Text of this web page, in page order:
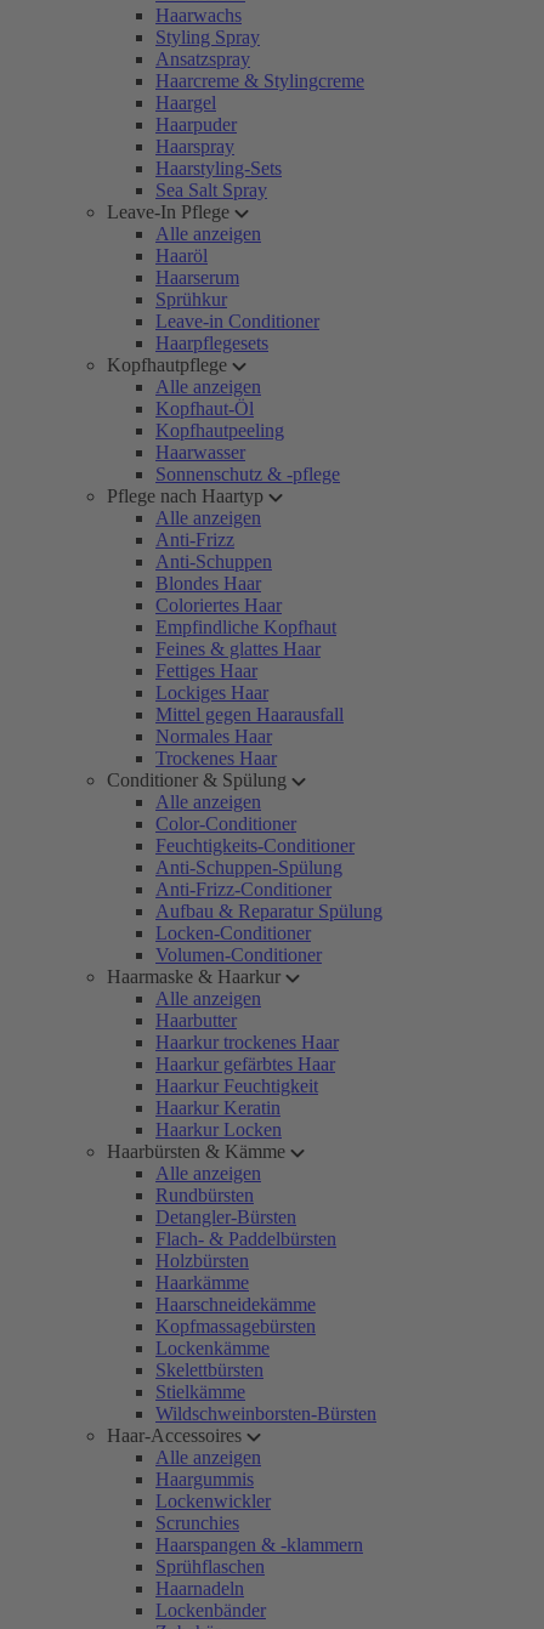
Haarwachs
Styling Spray
Ansatzspray
Haarcreme & Stylingcreme
Haargel
Haarpuder
Haarspray
Haarstyling-Sets
Sea Salt Spray
Leave-In Pflege
Alle anzeigen
Haaröl
Haarserum
Sprühkur
Leave-in Conditioner
Haarpflegesets
Kopfhautpflege
Alle anzeigen
Kopfhaut-Öl
Kopfhautpeeling
Haarwasser
Sonnenschutz & -pflege
Pflege nach Haartyp
Alle anzeigen
Anti-Frizz
Anti-Schuppen
Blondes Haar
Coloriertes Haar
Empfindliche Kopfhaut
Feines & glattes Haar
Fettiges Haar
Lockiges Haar
Mittel gegen Haarausfall
Normales Haar
Trockenes Haar
Conditioner & Spülung
Alle anzeigen
Color-Conditioner
Feuchtigkeits-Conditioner
Anti-Schuppen-Spülung
Anti-Frizz-Conditioner
Aufbau & Reparatur Spülung
Locken-Conditioner
Volumen-Conditioner
Haarmaske & Haarkur
Alle anzeigen
Haarbutter
Haarkur trockenes Haar
Haarkur gefärbtes Haar
Haarkur Feuchtigkeit
Haarkur Keratin
Haarkur Locken
Haarbürsten & Kämme
Alle anzeigen
Rundbürsten
Detangler-Bürsten
Flach- & Paddelbürsten
Holzbürsten
Haarkämme
Haarschneidekämme
Kopfmassagebürsten
Lockenkämme
Skelettbürsten
Stielkämme
Wildschweinborsten-Bürsten
Haar-Accessoires
Alle anzeigen
Haargummis
Lockenwickler
Scrunchies
Haarspangen & -klammern
Sprühflaschen
Haarnadeln
Lockenbänder